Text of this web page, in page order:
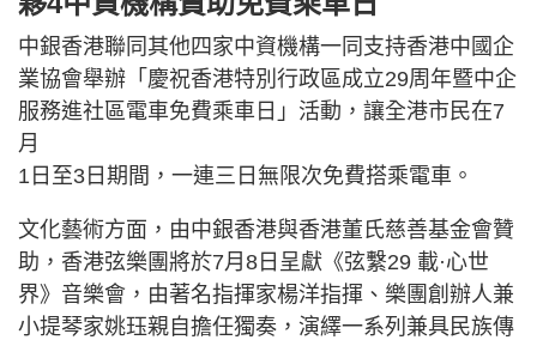
中銀香港聯同其他四家中資機構一同支持香港中國企
業協會舉辦「慶祝香港特別行政區成立29周年暨中企
服務進社區電車免費乘車日」活動，讓全港市民在7
月
1日至3日期間，一連三日無限次免費搭乘電車。
文化藝術方面，由中銀香港與香港董氏慈善基金會贊
助，香港弦樂團將於7月8日呈獻《弦繫29 載·心世
界》音樂會，由著名指揮家楊洋指揮、樂團創辦人兼
小提琴家姚珏親自擔任獨奏，演繹一系列兼具民族傳